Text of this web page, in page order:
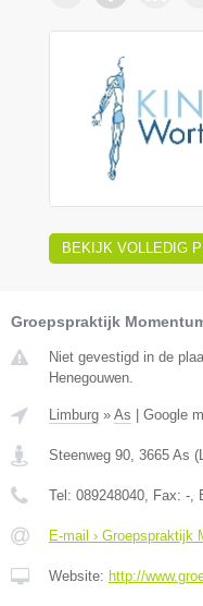
BEKIJK VOLLEDIG
Groepspraktijk
Niet gevestigd in de
Henegouwen.
Limburg » As | Google
Steenweg 90 3665 As (
Tel: 089248040 , Fax: -
E-mail › Groepspraktijk
Website: http://